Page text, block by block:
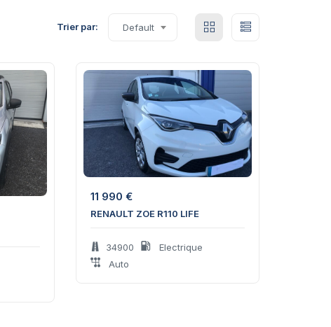
Trier par: Default
11 990 €
RENAULT ZOE R110 LIFE
34900
Electrique
Auto